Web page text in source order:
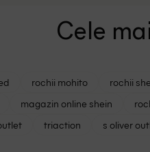
Cele
rochii mohito rochii
magazin online shein
triaction s oliver